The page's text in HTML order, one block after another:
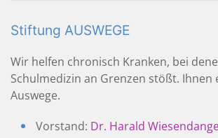
Stiftung AUSWEGE
Wir helfen chronisch Kranken, bei
Schulmedizin an Grenzen stößt.
Auswege.
Vorstand: Dr. Harald